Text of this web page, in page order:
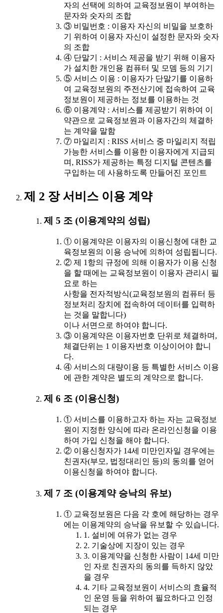
자의 선택에 의하여 교육정보원이 부여하는
문자와 숫자의 조합
③ 비밀번호 : 이용자 자신의 비밀을 보호하
기 위하여 이용자 자신이 설정한 문자와 숫자
의 조합
④ 단말기 : 서비스 제공을 받기 위해 이용자
가 설치한 개인용 컴퓨터 및 모뎀 등의 기기
⑤ 서비스 이용 : 이용자가 단말기를 이용하
여 교육정보원의 주전산기에 접속하여 교육
정보원이 제공하는 정보를 이용하는 것
⑥ 이용계약 : 서비스를 제공받기 위하여 이
약관으로 교육정보원과 이용자간의 체결하
는 계약을 말함
⑦ 마일리지 : RISS 서비스 중 마일리지 적립
가능한 서비스를 이용한 이용자에게 지급되
며, RISS가 제공하는 특정 디지털 콘텐츠를
구입하는 데 사용하도록 만들어진 포인트
제 2 장 서비스 이용 계약
제 5 조 (이용계약의 성립)
① 이용계약은 이용자의 이용신청에 대한 교
육정보원의 이용 승낙에 의하여 성립됩니다.
② 제 1항의 규정에 의해 이용자가 이용 신청
을 할 때에는 교육정보원이 이용자 관리시 필
요로 하는
사항을 전자적방식(교육정보원의 컴퓨터 등
정보처리 장치에 접속하여 데이터를 입력하
는 것을 말합니다)
이나 서면으로 하여야 합니다.
③ 이용계약은 이용자번호 단위로 체결하며,
체결단위는 1 이용자번호 이상이어야 합니
다.
④ 서비스의 대량이용 등 특별한 서비스 이용
에 관한 계약은 별도의 계약으로 합니다.
제 6 조 (이용신청)
① 서비스를 이용하고자 하는 자는 교육정보
원이 지정한 양식에 따라 온라인신청을 이용
하여 가입 신청을 해야 합니다.
② 이용신청자가 14세 미만인자일 경우에는
친권자(부모, 법정대리인 등)의 동의를 얻어
이용신청을 하여야 합니다.
제 7 조 (이용계약 승낙의 유보)
① 교육정보원은 다음 각 호에 해당하는 경우
에는 이용계약의 승낙을 유보할 수 있습니다.
1. 설비에 여유가 없는 경우
2. 기술상에 지장이 있는 경우
3. 이용계약을 신청한 사람이 14세 미만
인 자로 친권자의 동의를 득하지 않았
을 경우
4. 기타 교육정보원이 서비스의 효율적
인 운영 등을 위하여 필요하다고 인정
되는 경우